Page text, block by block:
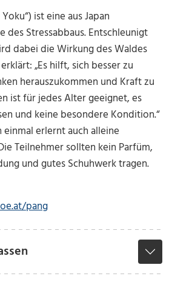
ist eine aus Japan
des Stressabbaus. Entschleunigt
dabei die Wirkung des Waldes
„Es hilft, sich besser zu
herauszukommen und Kraft zu
ist für jedes Alter geeignet, es
und keine besondere Kondition.“
erlernt auch alleine
Teilnehmer sollten kein Parfüm,
und gutes Schuhwerk tragen.
pang